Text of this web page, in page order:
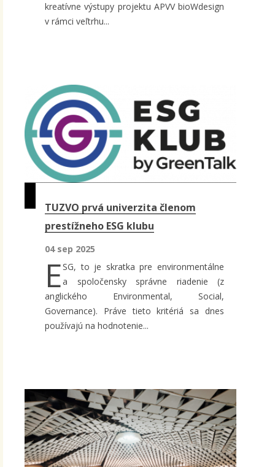
kreatívne výstupy projektu APVV bioWdesign
v rámci veľtrhu...
TUZVO prvá univerzita členom
prestížneho ESG klubu
04 sep 2025
ESG, to je skratka pre environmentálne
a spoločensky správne riadenie (z
anglického Environmental, Social,
Governance). Práve tieto kritériá sa dnes
používajú na hodnotenie...